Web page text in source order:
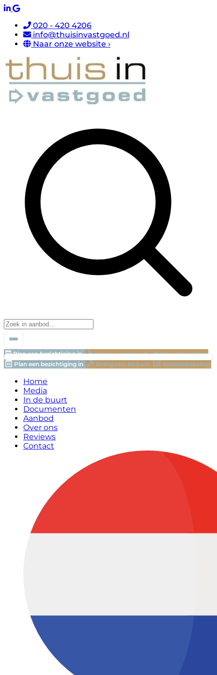
020 - 420 4206
info@thuisinvastgoed.nl
Naar onze website ›
Plan een bezichtiging in Breng een bod uit!
Waardebepaling
Plan een bezichtiging in
Breng een bod uit! Waardebepaling
Home
Media
In de buurt
Documenten
Aanbod
Over ons
Reviews
Contact